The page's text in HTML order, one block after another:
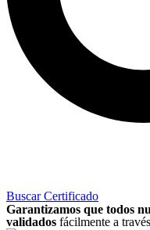
Buscar Certificado
Garantizamos que todos
validados fácilmente a